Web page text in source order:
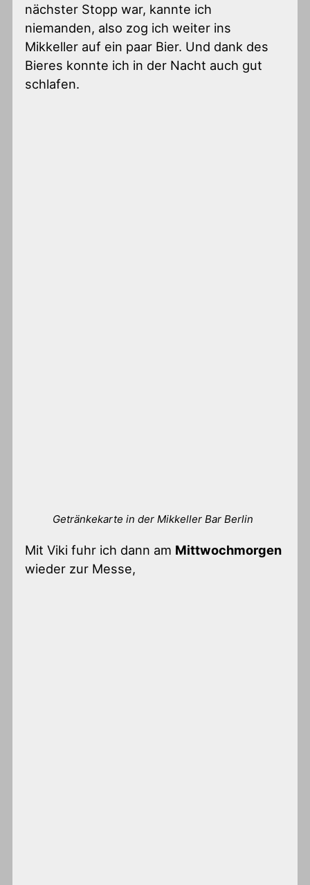
nächster Stopp war, kannte ich
niemanden, also zog ich weiter ins
Mikkeller auf ein paar Bier. Und dank des
Bieres konnte ich in der Nacht auch gut
schlafen.
Getränkekarte in der Mikkeller Bar Berlin
Mit Viki fuhr ich dann am Mittwochmorgen
wieder zur Messe,